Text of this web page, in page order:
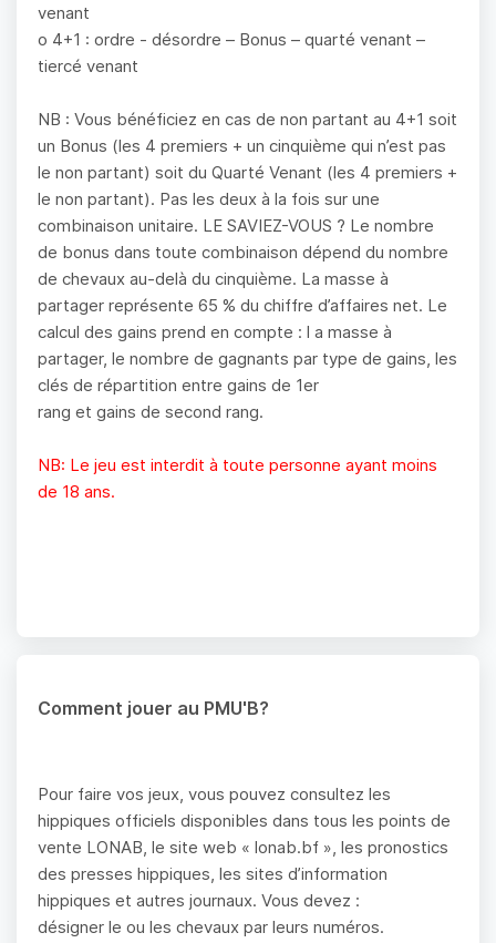
venant
o 4+1 : ordre - désordre – Bonus – quarté venant –
tiercé venant
NB : Vous bénéficiez en cas de non partant au 4+1 soit
un Bonus (les 4 premiers + un cinquième qui n’est pas
le non partant) soit du Quarté Venant (les 4 premiers +
le non partant). Pas les deux à la fois sur une
combinaison unitaire. LE SAVIEZ-VOUS ? Le nombre
de bonus dans toute combinaison dépend du nombre
de chevaux au-delà du cinquième. La masse à
partager représente 65 % du chiffre d’affaires net. Le
calcul des gains prend en compte : l a masse à
partager, le nombre de gagnants par type de gains, les
clés de répartition entre gains de 1er
rang et gains de second rang.
NB: Le jeu est interdit à toute personne ayant moins
de 18 ans.
Comment jouer au PMU'B?
Pour faire vos jeux, vous pouvez consultez les
hippiques officiels disponibles dans tous les points de
vente LONAB, le site web « lonab.bf », les pronostics
des presses hippiques, les sites d’information
hippiques et autres journaux. Vous devez :
désigner le ou les chevaux par leurs numéros.